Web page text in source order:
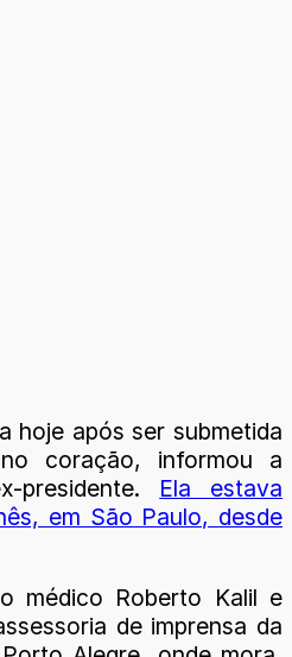
hoje após ser submetida
coração, informou a
presidente. Ela estava
em São Paulo, desde
médico Roberto Kalil e
de imprensa da